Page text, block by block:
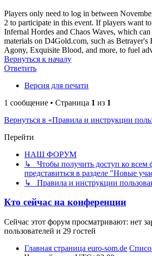
Players only need to log in between
2 to participate in this event. If players want
Infernal Hordes and Chaos Waves, which
materials on D4Gold.com, such as Betrayer's
Agony, Exquisite Blood, and more, to fuel
Вернуться к началу
Ответить
Версия для печати
1 сообщение • Страница 1 из 1
Вернуться в «Правила и инструкции
Перейти
НАШ ФОРУМ
↳ Чтобы получить доступ ко всем
представиться в разделе "Новые
↳ Правила и инструкции
Кто сейчас на конференции
Сейчас этот форум просматривают: нет
пользователей и 29 гостей
Главная страница euro-som.de